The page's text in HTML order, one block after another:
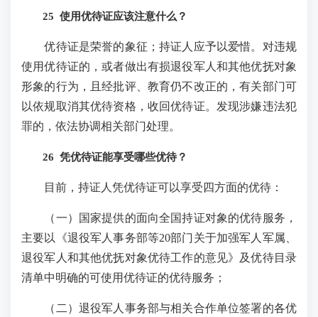
25 使用优待证应该注意什么？
优待证是荣誉的象征；持证人应予以爱惜。对违规
使用优待证的，或者做出有损退役军人和其他优抚对象
形象的行为，且经批评、教育仍不改正的，有关部门可
以依规取消其优待资格，收回优待证。发现涉嫌违法犯
罪的，依法协调相关部门处理。
26 凭优待证能享受哪些优待？
目前，持证人凭优待证可以享受四方面的优待：
（一）国家提供的面向全国持证对象的优待服务，
主要以《退役军人事务部等20部门关于加强军人军属、
退役军人和其他优抚对象优待工作的意见》及优待目录
清单中明确的可使用优待证的优待服务；
（二）退役军人事务部与相关合作单位签署的各优